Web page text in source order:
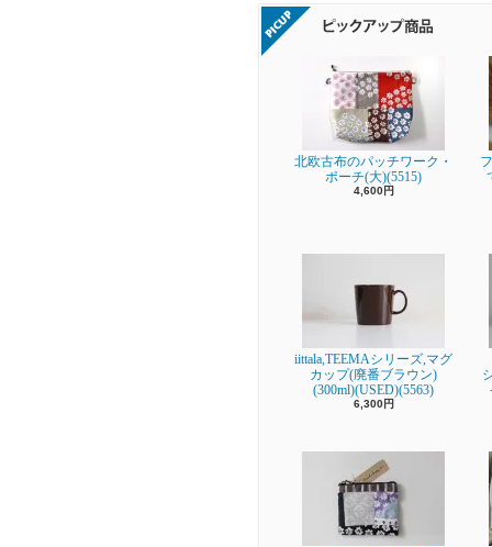
北欧古布のパッチワーク・
ポーチ(大)(5515)
4,600円
iittala,TEEMAシリーズ,マグ
カップ(廃番ブラウン)
(300ml)(USED)(5563)
6,300円